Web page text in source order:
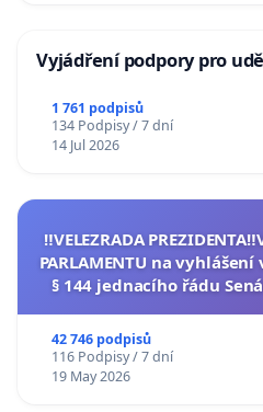
Vyjádření podpory pro
1 761 podpisů
134 Podpisy / 7 dní
14 Jul 2026
‼️VELEZRADA
PARLAMENTU na
§ 144 jednacího řádu
42 746 podpisů
116 Podpisy / 7 dní
19 May 2026